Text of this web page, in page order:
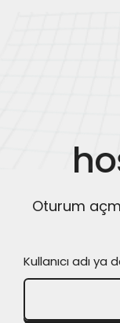
Oturum
Kullanıcı adı